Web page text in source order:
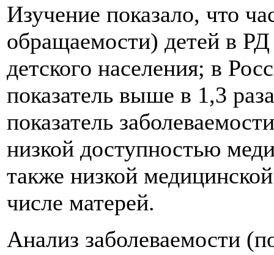
Изучение показало, что
обращаемости) детей в
детского населения; в
показатель выше в 1,3
показатель
низкой доступностью
также низкой
числе матерей.
Анализ заболеваемости